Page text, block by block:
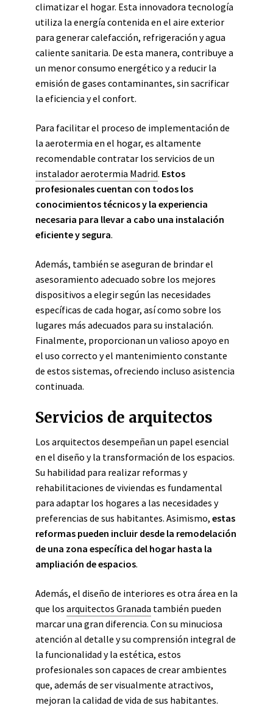
climatizar el hogar. Esta innovadora tecnología
utiliza la energía contenida en el aire exterior
para generar calefacción, refrigeración y agua
caliente sanitaria. De esta manera, contribuye a
un menor consumo energético y a reducir la
emisión de gases contaminantes, sin sacrificar
la eficiencia y el confort.
Para facilitar el proceso de implementación de
la aerotermia en el hogar, es altamente
recomendable contratar los servicios de un
instalador aerotermia Madrid. Estos
profesionales cuentan con todos los
conocimientos técnicos y la experiencia
necesaria para llevar a cabo una instalación
eficiente y segura.
Además, también se aseguran de brindar el
asesoramiento adecuado sobre los mejores
dispositivos a elegir según las necesidades
específicas de cada hogar, así como sobre los
lugares más adecuados para su instalación.
Finalmente, proporcionan un valioso apoyo en
el uso correcto y el mantenimiento constante
de estos sistemas, ofreciendo incluso asistencia
continuada.
Servicios de arquitectos
Los arquitectos desempeñan un papel esencial
en el diseño y la transformación de los espacios.
Su habilidad para realizar reformas y
rehabilitaciones de viviendas es fundamental
para adaptar los hogares a las necesidades y
preferencias de sus habitantes. Asimismo, estas
reformas pueden incluir desde la remodelación
de una zona específica del hogar hasta la
ampliación de espacios.
Además, el diseño de interiores es otra área en la
que los arquitectos Granada también pueden
marcar una gran diferencia. Con su minuciosa
atención al detalle y su comprensión integral de
la funcionalidad y la estética, estos
profesionales son capaces de crear ambientes
que, además de ser visualmente atractivos,
mejoran la calidad de vida de sus habitantes.